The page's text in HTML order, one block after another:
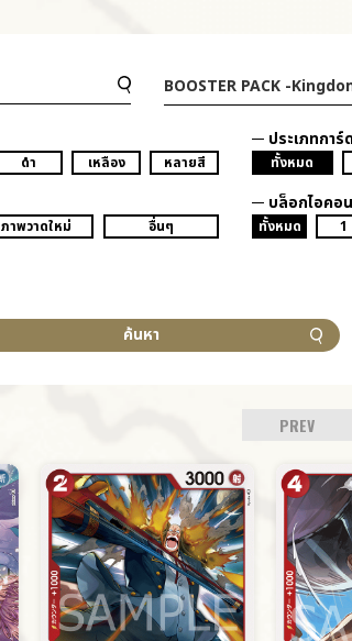
BOOSTER PACK -
ดำ เหลือง หลายสี
ประเภทการ์
ทั้งหมด
ภาพวาดใหม่ อื่นๆ
บล็อกไอคอน
ทั้งหมด 1
ค้นหา
PREV